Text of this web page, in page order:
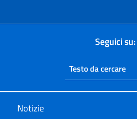
Seguici su:
Cerca nel sito
Notizie